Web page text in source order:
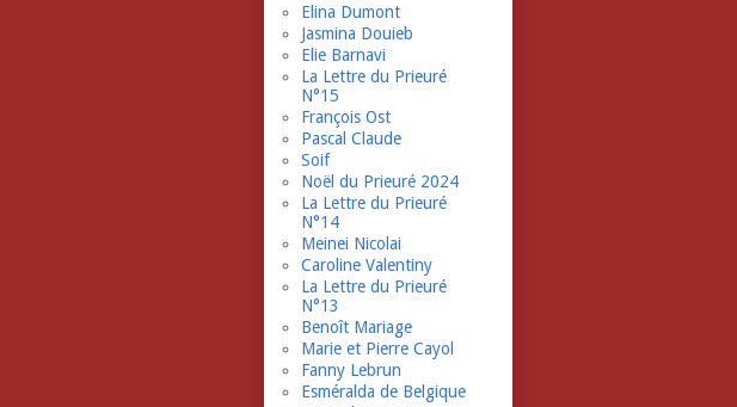
Elina Dumont
Jasmina Douieb
Elie Barnavi
La Lettre du Prieuré
N°15
François Ost
Pascal Claude
Soif
Noël du Prieuré 2024
La Lettre du Prieuré
N°14
Meinei Nicolai
Caroline Valentiny
La Lettre du Prieuré
N°13
Benoît Mariage
Marie et Pierre Cayol
Fanny Lebrun
Esméralda de Belgique